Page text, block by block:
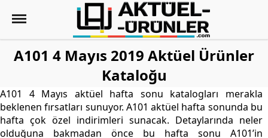
A101 4 Mayıs 2019 Aktüel Ürünler
Kataloğu
A101 4 Mayıs aktüel hafta sonu katalogları merakla
beklenen fırsatları sunuyor. A101 aktüel hafta sonunda bu
hafta çok özel indirimleri sunacak. Detaylarında neler
olduğuna bakmadan önce bu hafta sonu A101’in